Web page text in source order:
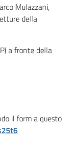
Mulazzani,
della
a fronte della
il form a questo